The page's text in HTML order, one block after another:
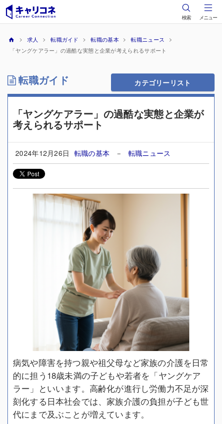
検索 メニュー
求人 転職ガイド 転職の基本
転職ニュース
「ヤングケアラー」の過酷な実態と企業が考えられるサポート
転職ガイド カテゴリーリスト
「ヤングケアラー」の過酷な実態と企業が
考えられるサポート
2024年12月26日 転職の基本 － 転職ニュース
病気や障害を持つ親や祖父母など家族の介護を日常
的に担う18歳未満の子どもや若者を「ヤングケア
ラー」といいます。高齢化が進行し労働力不足が深
刻化する日本社会では、家族介護の負担が子ども世
代にまで及ぶことが増えています。